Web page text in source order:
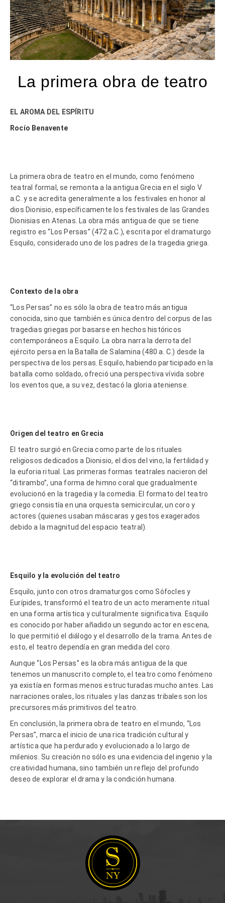
La primera obra de teatro
EL AROMA DEL ESPÍRITU
Rocío Benavente
La primera obra de teatro en el mundo, como fenómeno
teatral formal, se remonta a la antigua Grecia en el siglo V
a.C. y se acredita generalmente a los festivales en honor al
dios Dionisio, específicamente los festivales de las Grandes
Dionisias en Atenas. La obra más antigua de que se tiene
registro es “Los Persas” (472 a.C.), escrita por el dramaturgo
Esquilo, considerado uno de los padres de la tragedia griega.
Contexto de la obra
“Los Persas” no es sólo la obra de teatro más antigua
conocida, sino que también es única dentro del corpus de las
tragedias griegas por basarse en hechos históricos
contemporáneos a Esquilo. La obra narra la derrota del
ejército persa en la Batalla de Salamina (480 a. C.) desde la
perspectiva de los persas. Esquilo, habiendo participado en la
batalla como soldado, ofreció una perspectiva vívida sobre
los eventos que, a su vez, destacó la gloria ateniense.
Origen del teatro en Grecia
El teatro surgió en Grecia como parte de los rituales
religiosos dedicados a Dionisio, el dios del vino, la fertilidad y
la euforia ritual. Las primeras formas teatrales nacieron del
“ditirambo”, una forma de himno coral que gradualmente
evolucionó en la tragedia y la comedia. El formato del teatro
griego consistía en una orquesta semicircular, un coro y
actores (quienes usaban máscaras y gestos exagerados
debido a la magnitud del espacio teatral).
Esquilo y la evolución del teatro
Esquilo, junto con otros dramaturgos como Sófocles y
Eurípides, transformó el teatro de un acto meramente ritual
en una forma artística y culturalmente significativa. Esquilo
es conocido por haber añadido un segundo actor en escena,
lo que permitió el diálogo y el desarrollo de la trama. Antes de
esto, el teatro dependía en gran medida del coro.
Aunque “Los Persas” es la obra más antigua de la que
tenemos un manuscrito completo, el teatro como fenómeno
ya existía en formas menos estructuradas mucho antes. Las
narraciones orales, los rituales y las danzas tribales son los
precursores más primitivos del teatro.
En conclusión, la primera obra de teatro en el mundo, “Los
Persas”, marca el inicio de una rica tradición cultural y
artística que ha perdurado y evolucionado a lo largo de
milenios. Su creación no sólo es una evidencia del ingenio y la
creatividad humana, sino también un reflejo del profundo
deseo de explorar el drama y la condición humana.